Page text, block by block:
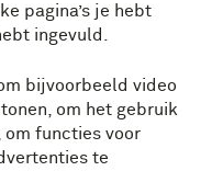
pagina’s je hebt
ingevuld.
bijvoorbeeld video
om het gebruik
om functies voor
te
vertelt